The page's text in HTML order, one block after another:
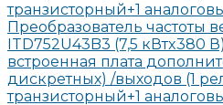
Преобразователь частоты
ITD752U43B3 (7,5 кВтx380
встроенная плата
дискретных) /выходов (1
транзисторный+1